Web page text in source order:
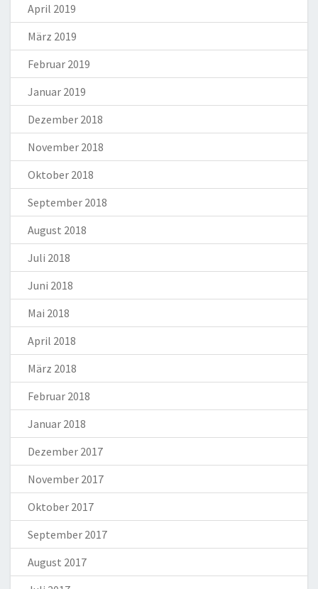
April 2019
März 2019
Februar 2019
Januar 2019
Dezember 2018
November 2018
Oktober 2018
September 2018
August 2018
Juli 2018
Juni 2018
Mai 2018
April 2018
März 2018
Februar 2018
Januar 2018
Dezember 2017
November 2017
Oktober 2017
September 2017
August 2017